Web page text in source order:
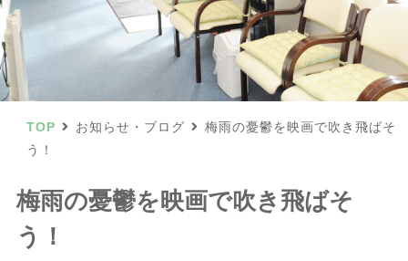
TOP お知らせ・ブログ
梅雨の憂鬱を映画で吹き飛ばそ
う！
梅雨の憂鬱を映画で吹き飛ばそ
う！